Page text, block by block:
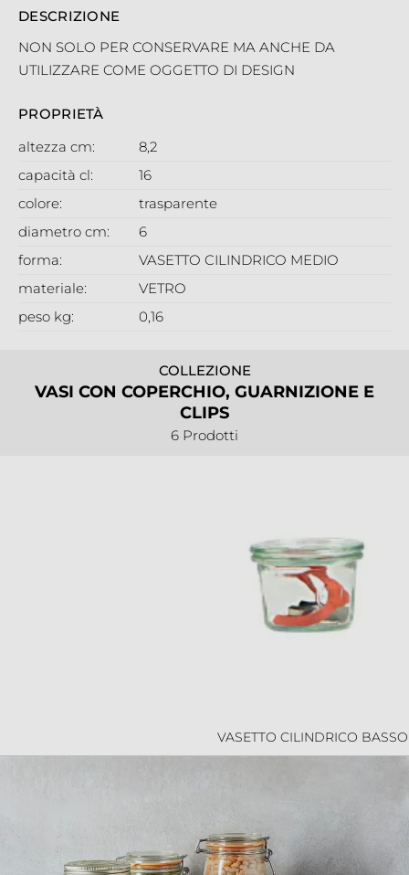
COLLEZIONE
VASI CON COPERCHIO, GUARNIZIONE E
CLIPS
6 Prodotti
VASETTO CILINDRICO BASSO
DESCRIZIONE
NON SOLO PER CONSERVARE MA ANCHE DA
UTILIZZARE COME OGGETTO DI DESIGN
PROPRIETÀ
altezza cm:
8,2
capacità cl:
16
colore:
trasparente
diametro cm:
6
forma:
VASETTO CILINDRICO MEDIO
materiale:
VETRO
peso kg:
0,16